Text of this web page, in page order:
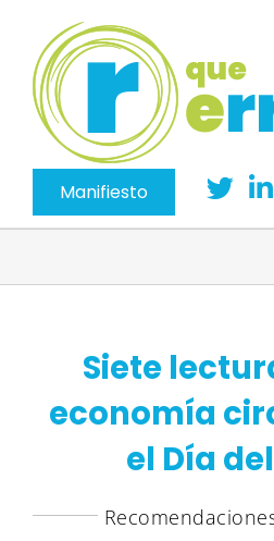
contenido
Manifiesto
Siete
economía
el Día